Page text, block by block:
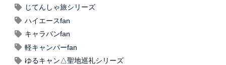
じてんしゃ旅シリーズ
ハイエースfan
キャラバンfan
軽キャンパーfan
ゆるキャン△聖地巡礼シリーズ